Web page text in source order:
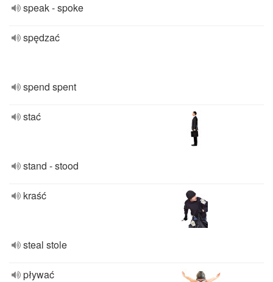
speak - spoke
spędzać
spend spent
stać
stand - stood
kraść
steal stole
pływać